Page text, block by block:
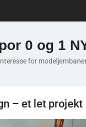
0 og 1
for
– et let projekt